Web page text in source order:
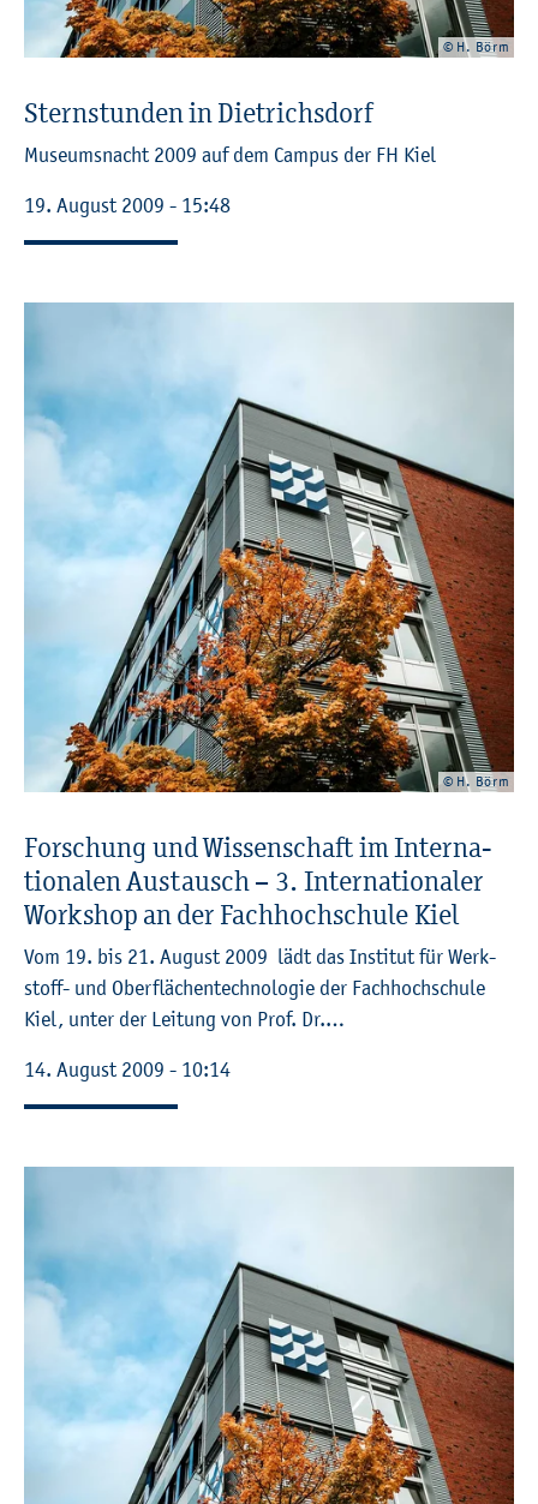
© H. Börm
Stern­stun­den in Diet­richs­dorf
Mu­se­ums­nacht 2009 auf dem Cam­pus der FH Kiel
19. Au­gust 2009 - 15:48
© H. Börm
For­schung und Wis­sen­schaft im In­ter­na­
tio­na­len Aus­tausch – 3. In­ter­na­tio­na­ler
Work­shop an der Fach­hoch­schu­le Kiel
Vom 19. bis 21. Au­gust 2009 lädt das In­sti­tut für Werk­
stoff- und Ober­flä­chen­tech­no­lo­gie der Fach­hoch­schu­le
Kiel, unter der Lei­tung von Prof. Dr.…
14. Au­gust 2009 - 10:14